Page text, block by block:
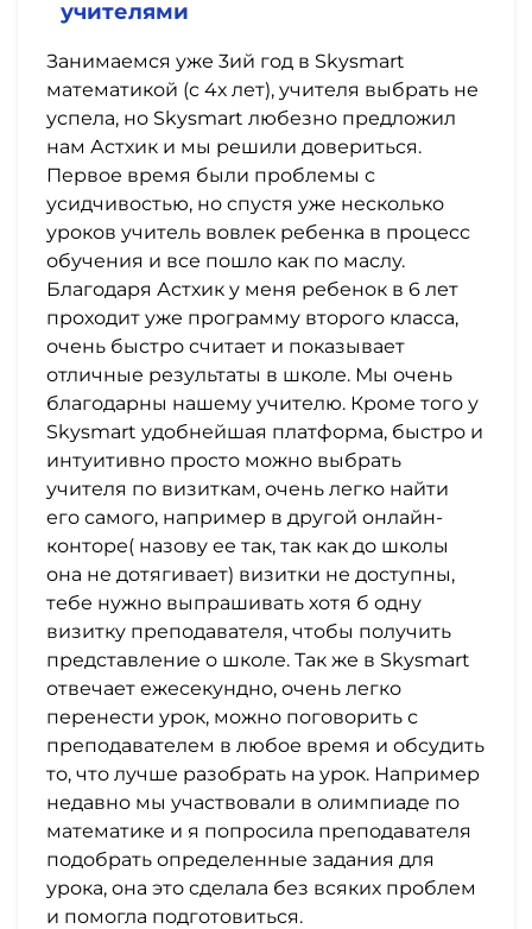
учителями
Занимаемся уже 3ий год в Skysmart
математикой (с 4х лет), учителя выбрать не
успела, но Skysmart любезно предложил
нам Астхик и мы решили довериться.
Первое время были проблемы с
усидчивостью, но спустя уже несколько
уроков учитель вовлек ребенка в процесс
обучения и все пошло как по маслу.
Благодаря Астхик у меня ребенок в 6 лет
проходит уже программу второго класса,
очень быстро считает и показывает
отличные результаты в школе. Мы очень
благодарны нашему учителю. Кроме того у
Skysmart удобнейшая платформа, быстро и
интуитивно просто можно выбрать
учителя по визиткам, очень легко найти
его самого, например в другой онлайн-
конторе( назову ее так, так как до школы
она не дотягивает) визитки не доступны,
тебе нужно выпрашивать хотя б одну
визитку преподавателя, чтобы получить
представление о школе. Так же в Skysmart
отвечает ежесекундно, очень легко
перенести урок, можно поговорить с
преподавателем в любое время и обсудить
то, что лучше разобрать на урок. Например
недавно мы участвовали в олимпиаде по
математике и я попросила преподавателя
подобрать определенные задания для
урока, она это сделала без всяких проблем
и помогла подготовиться.